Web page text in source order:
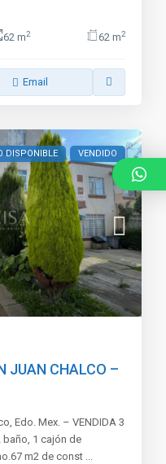
62 m2 62 m2
Email
DISPONIBLE VENDIDO
JUAN CHALCO –
Edo. Mex. – VENDIDA 3
1 cajón de
m2 de const ...